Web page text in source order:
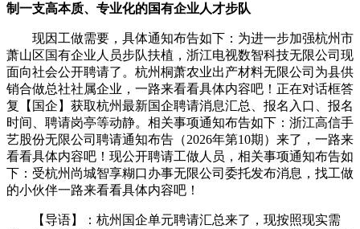
制一支高本质、专业化的国有企业人才步队
现因工做需要，具体通知布告如下：为进一步加强杭州市
萧山区国有企业人员步队扶植，浙江电视数智科技无限公司现
面向社会公开聘请了。杭州桐萧农业出产材料无限公司为县供
销合做总社社属企业，一路来看看具体内容吧！正在对话框答
复【国企】获取杭州最新国企聘请消息汇总、报名入口、报名
时间、聘请岗亭等动静。相关事项通知布告如下：浙江高信手
艺股份无限公司聘请通知布告（2026年第10期）来了，一路来
看看具体内容吧！现公开聘请工做人员，相关事项通知布告如
下：受杭州尚城智享糊口办事无限公司委托发布消息，找工做
的小伙伴一路来看看具体内容吧！
【导语】：杭州国企单元聘请汇总来了，现按照现实需